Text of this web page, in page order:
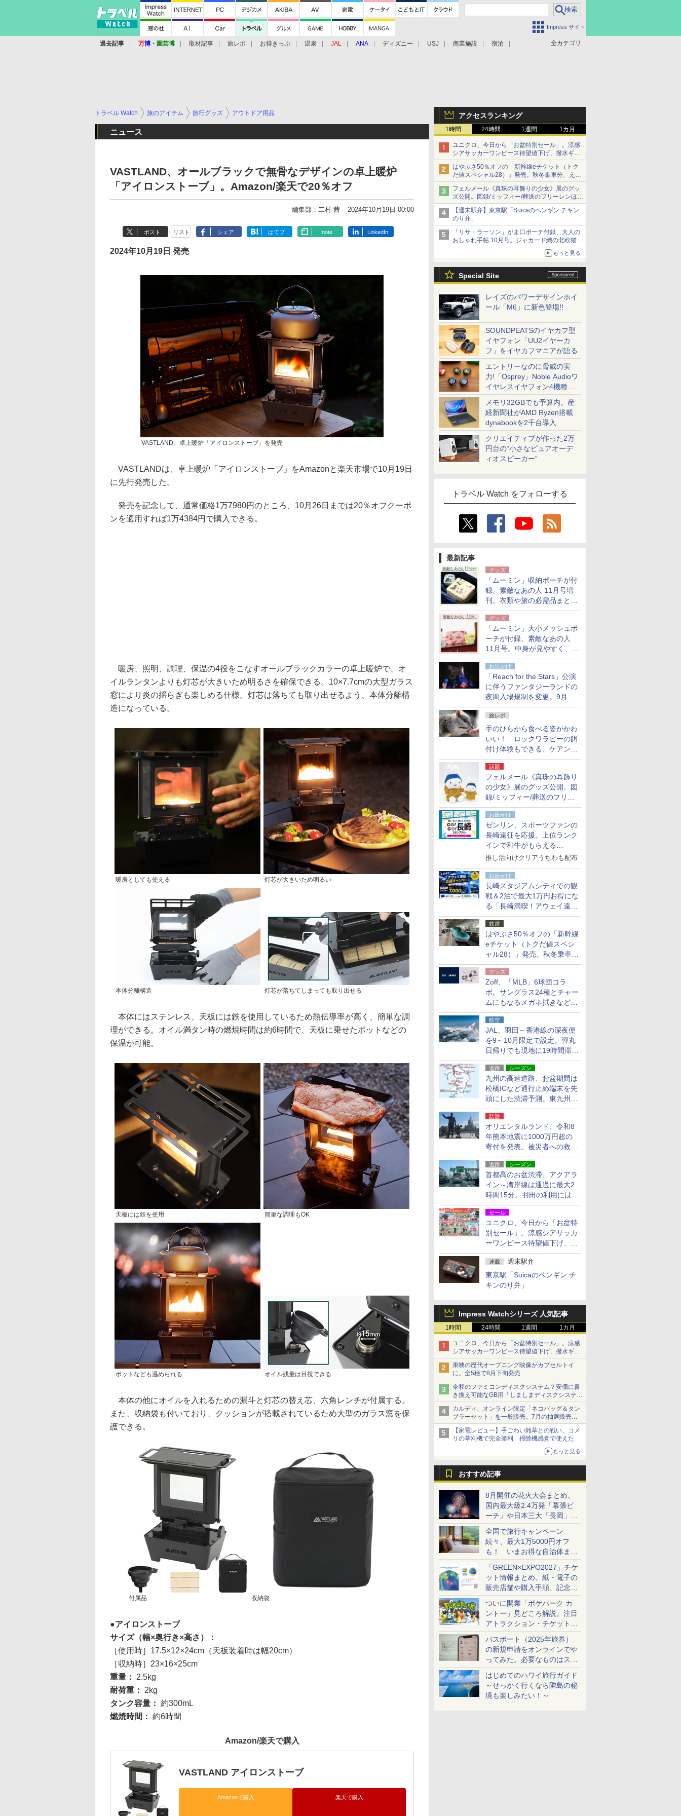
Impress サイト
全カテゴリ
過去記事 万博 ・ 園芸博 取材記事 旅レポ お得きっぷ 温泉 JAL ANA ディズニー USJ 商業施設 宿泊
アクセスランキング
1時間 24時間 1週間 1カ月
ユニクロ、今日から「お盆特別セール」。涼感
シアサッカーワンピース待望値下げ、撥水ギア
ショーツは1990円に
はやぶさ50％オフの「新幹線eチケット（トク
だ値スペシャル28）」発売。秋冬乗車分、えき
ねっと限定
フェルメール《真珠の耳飾りの少女》展のグッ
ズ公開。図録/ミッフィー/葬送のフリーレンほ
か、注目ブランドコラボが実現
【週末駅弁】東京駅「Suicaのペンギン チキン
のり弁」
「リサ・ラーソン」がま口ポーチ付録、大人の
おしゃれ手帖 10月号。ジャカード織の北欧猫デ
もっと見る
Special Site
レイズのパワーデザインホイ
ール「M6」に新色登場!!
SOUNDPEATSのイヤカフ型
イヤフォン「UU2イヤーカ
フ」をイヤカフマニアが語る
エントリーなのに脅威の実
力!「Osprey」Noble Audioワ
イヤレスイヤフォン4機種を
一気に聴く
メモリ32GBでも予算内。産
経新聞社がAMD Ryzen搭載
dynabookを2千台導入
クリエイティブが作った2万
円台の“小さなピュアオーデ
ィオスピーカー”
トラベル Watch をフォローする
最新記事
グッズ
「ムーミン」収納ポーチが付
録、素敵なあの人 11月号増
刊。衣類や旅の必需品まとま
る大小2個セット
グッズ
「ムーミン」大小メッシュポ
ーチが付録、素敵なあの人
11月号。中身が見やすく、温
泉スパにも使える
お出かけ
「Reach for the Stars」公演
に伴うファンタジーランドの
夜間入場規制を変更。9月か
ら18時50分～20時ごろに
旅レポ
手のひらから食べる姿がかわ
いい！ ロックワラビーの餌
付け体験もできる、ケアンズ
でアサートン高原の日本語ガ
イド付きツアーに参加してみ
た
話題
フェルメール《真珠の耳飾り
の少女》展のグッズ公開。図
録/ミッフィー/葬送のフリー
レンほか、注目ブランドコラ
ボが実現
お出かけ
ゼンリン、スポーツファンの
長崎遠征を応援。上位ランク
インで和牛がもらえる
「GO！GO！長崎スタンプラ
推し活向けクリアうちわも配布
お出かけ
長崎スタジアムシティでの観
戦＆2泊で最大1万円お得にな
る「長崎満喫！アウェイ遠征
応援キャンペーン」
鉄道
はやぶさ50％オフの「新幹線
eチケット（トクだ値スペシ
ャル28）」発売。秋冬乗車
分、えきねっと限定
グッズ
Zoff、「MLB」6球団コラ
ボ。サングラス24種とチャー
ムにもなるメガネ拭きなど雑
貨24種
航空
JAL、羽田～香港線の深夜便
を9～10月限定で設定。弾丸
日帰りでも現地に19時間滞在
できる
道路 シーズン
九州の高速道路、お盆期間は
松橋ICなど通行止め端末を先
頭にした渋滞予測。東九州道
への迂回は料金調整を実施
話題
オリエンタルランド、令和8
年熊本地震に1000万円超の
寄付を発表。被災者への救援
活動・復旧支援
道路 シーズン
首都高のお盆渋滞、アクアラ
イン～湾岸線は通過に最大2
時間15分。羽田の利用には
「空港西出口」の利用検討を
セール
ユニクロ、今日から「お盆特
別セール」。涼感シアサッカ
ーワンピース待望値下げ、撥
水ギアショーツは1990円に
連載 週末駅弁
東京駅「Suicaのペンギン チ
キンのり弁」
Impress Watchシリーズ 人気記事
1時間 24時間 1週間 1カ月
ユニクロ、今日から「お盆特別セール」。涼感
シアサッカーワンピース待望値下げ、撥水ギア
ショーツは1990円に
東映の歴代オープニング映像がカプセルトイ
に。全5種で8月下旬発売
令和のファミコンディスクシステム？安価に書
き換え可能なGB用「しましまディスクシステ
ム」
カルディ、オンライン限定「ネコバッグ＆タン
ブラーセット」を一般販売。7月の抽選販売の
当選無効分
【家電レビュー】手ごわい雑草との戦い、コメ
リの草刈機で完全勝利 掃除機感覚で使えた
もっと見る
おすすめ記事
8月開催の花火大会まとめ。
国内最大級2.4万発「幕張ビ
ーチ」や日本三大「長岡」な
ど大型イベント目白押し！
全国で旅行キャンペーン
続々、最大1万5000円オフ
も！ いまお得な自治体まと
め
「GREEN×EXPO2027」チケ
ット情報まとめ。紙・電子の
販売店舗や購入手順、記念チ
ケットも解説
ついに開業「ポケパーク カ
ントー」見どころ解説。注目
アトラクション・チケット手
配・来場前に必要な準備は？
パスポート（2025年旅券）
の新規申請をオンラインでや
ってみた。必要なものはスマ
ホとマイナカードのみ
はじめてのハワイ旅行ガイド
～せっかく行くなら隣島の秘
境も楽しみたい！～
トラベル Watch 旅のアイテム 旅行グッズ アウトドア用品
ニュース
VASTLAND、オールブラックで無骨なデザインの卓上暖炉
「アイロンストーブ」。Amazon/楽天で20％オフ
編集部：二村 茜 2024年10月19日 00:00
ポスト リスト シェア はてブ note LinkedIn
2024年10月19日 発売
VASTLAND、卓上暖炉「アイロンストーブ」を発売
VASTLANDは、卓上暖炉「アイロンストーブ」をAmazonと楽天市場で10月19日
に先行発売した。
発売を記念して、通常価格1万7980円のところ、10月26日までは20％オフクーポ
ンを適用すれば1万4384円で購入できる。
暖房、照明、調理、保温の4役をこなすオールブラックカラーの卓上暖炉で、オ
イルランタンよりも灯芯が大きいため明るさを確保できる。10×7.7cmの大型ガラス
窓により炎の揺らぎも楽しめる仕様。灯芯は落ちても取り出せるよう、本体分離構
造になっている。
暖房としても使える 灯芯が大きいため明るい
本体分離構造 灯芯が落ちてしまっても取り出せる
本体にはステンレス、天板には鉄を使用しているため熱伝導率が高く、簡単な調
理ができる。オイル満タン時の燃焼時間は約6時間で、天板に乗せたポットなどの
保温が可能。
天板には鉄を使用 簡単な調理もOK
ポットなども温められる オイル残量は目視できる
本体の他にオイルを入れるための漏斗と灯芯の替え芯、六角レンチが付属する。
また、収納袋も付いており、クッションが搭載されているため大型のガラス窓を保
護できる。
付属品 収納袋
アイロンストーブ
サイズ（幅×奥行き×高さ）：
［使用時］17.5×12×24cm（天板装着時は幅20cm）
［収納時］23×16×25cm
重量： 2.5kg
耐荷重： 2kg
タンク容量： 約300mL
燃焼時間： 約6時間
Amazon/楽天で購入
VASTLAND アイロンストーブ
Amazonで購入 楽天で購入